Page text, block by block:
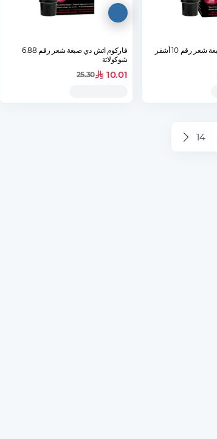
فاركوم اتش دي صبغة شعر رقم 10 أشقر
فاركوم اتش دي صبغة شعر رقم 6.88
شوكولاتة
10.01
25.30
14